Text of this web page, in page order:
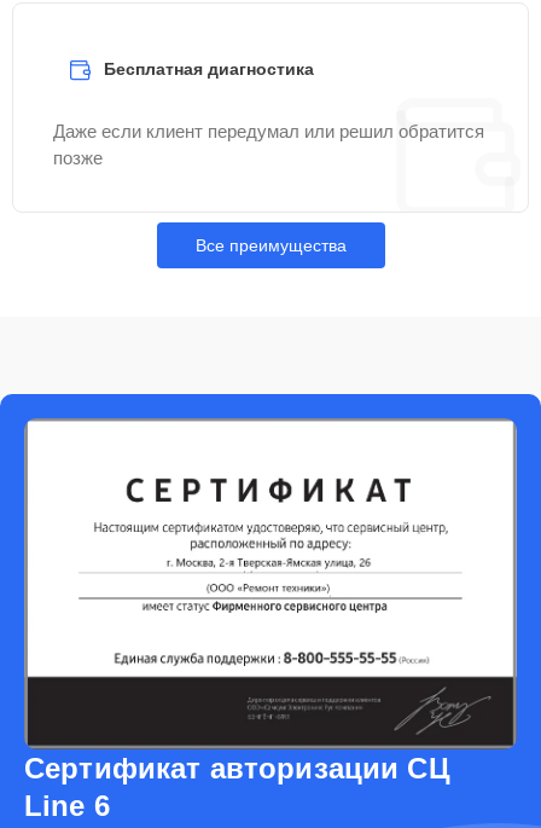
Бесплатная диагностика
Даже если клиент передумал или решил обратится
позже
Все преимущества
Сертификат авторизации СЦ
Line 6